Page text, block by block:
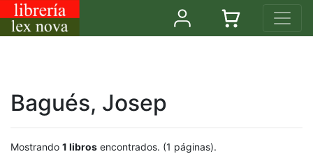
Bagués, Josep
Mostrando 1 libros encontrados. (1 páginas).